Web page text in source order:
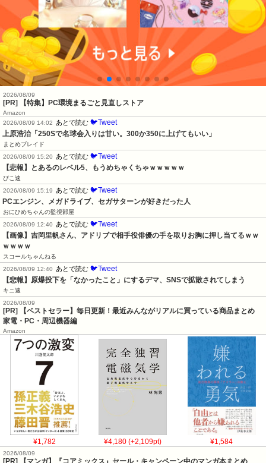
2026/08/09
[PR] 【特集】PC環境まるごと見直しストア
Amazon
2026/08/09 14:02
あとで読む 🐦Tweet
上原浩治「250Sで名球会入りは甘い。300か350に上げてもいい」
まとめブレイド
2026/08/09 15:20
あとで読む 🐦Tweet
【悲報】とあるのレベル5、もうめちゃくちゃｗｗｗｗｗ
ぴこ速
2026/08/09 15:19
あとで読む 🐦Tweet
PCエンジン、メガドライブ、セガサターンが好きだった人
おにひめちゃんの監視部屋
2026/08/09 12:40
あとで読む 🐦Tweet
【画像】吉岡里帆さん、アドリブで相手役俳優の手を取りお胸に押し当てるｗｗ
ｗｗｗｗ
スコールちゃんねる
2026/08/09 12:40
あとで読む 🐦Tweet
【悲報】原爆投下を「なかったこと」にするデマ、SNSで拡散されてしまう
キニ速
2026/08/09
[PR] 【ベストセラー】毎日更新！最近みんながリアルに買っている商品まとめ
家電・PC・周辺機器編
Amazon
¥1,782 ¥4,180 (+2,109pt) ¥1,584
2026/08/09